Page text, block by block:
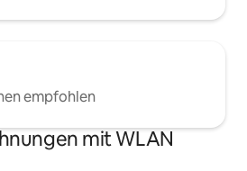
empfohlen
mit WLAN